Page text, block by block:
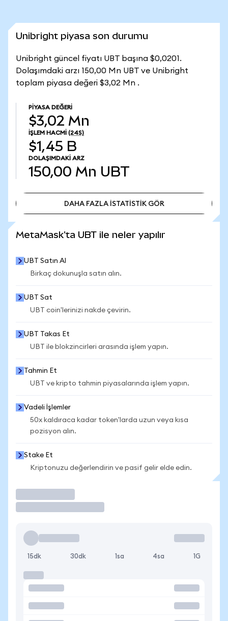
Unibright piyasa son durumu
Unibright güncel fiyatı UBT başına $0,0201.
Dolaşımdaki arzı 150,00 Mn UBT ve Unibright
toplam piyasa değeri $3,02 Mn .
PIYASA DEĞERI
$3,02 Mn
İŞLEM HACMI (24S)
$1,45 B
DOLAŞIMDAKI ARZ
150,00 Mn UBT
DAHA FAZLA İSTATİSTİK GÖR
MetaMask'ta UBT ile neler yapılır
UBT Satın Al
Birkaç dokunuşla satın alın.
UBT Sat
UBT coin'lerinizi nakde çevirin.
UBT Takas Et
UBT ile blokzincirleri arasında işlem yapın.
Tahmin Et
UBT ve kripto tahmin piyasalarında işlem yapın.
Vadeli İşlemler
50x kaldıraca kadar token'larda uzun veya kısa
pozisyon alın.
Stake Et
Kriptonuzu değerlendirin ve pasif gelir elde edin.
15dk 30dk 1sa 4sa 1G